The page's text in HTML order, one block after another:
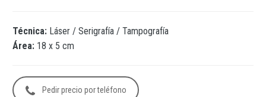
Técnica: Láser / Serigrafía / Tampografía
Área: 18 x 5 cm
Pedir precio por teléfono